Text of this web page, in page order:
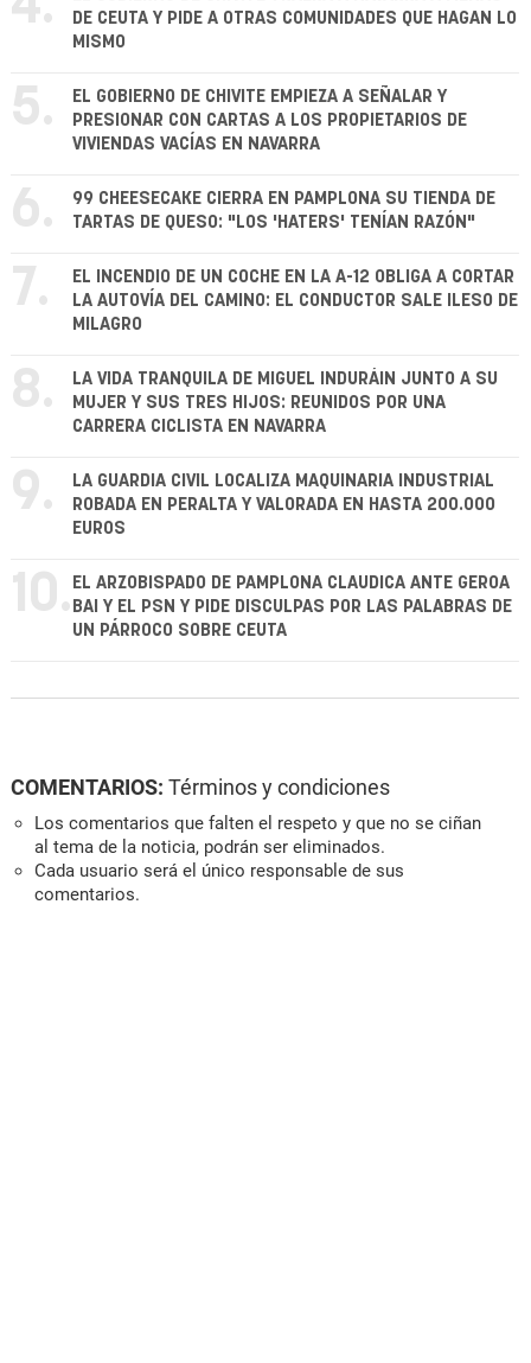
DE CEUTA Y PIDE A OTRAS COMUNIDADES QUE HAGAN LO
MISMO
5.
EL GOBIERNO DE CHIVITE EMPIEZA A SEÑALAR Y
PRESIONAR CON CARTAS A LOS PROPIETARIOS DE
VIVIENDAS VACÍAS EN NAVARRA
6.
99 CHEESECAKE CIERRA EN PAMPLONA SU TIENDA DE
TARTAS DE QUESO: "LOS 'HATERS' TENÍAN RAZÓN"
7.
EL INCENDIO DE UN COCHE EN LA A-12 OBLIGA A CORTAR
LA AUTOVÍA DEL CAMINO: EL CONDUCTOR SALE ILESO DE
MILAGRO
8.
LA VIDA TRANQUILA DE MIGUEL INDURÁIN JUNTO A SU
MUJER Y SUS TRES HIJOS: REUNIDOS POR UNA
CARRERA CICLISTA EN NAVARRA
9.
LA GUARDIA CIVIL LOCALIZA MAQUINARIA INDUSTRIAL
ROBADA EN PERALTA Y VALORADA EN HASTA 200.000
EUROS
10. EL ARZOBISPADO DE PAMPLONA CLAUDICA ANTE GEROA
BAI Y EL PSN Y PIDE DISCULPAS POR LAS PALABRAS DE
UN PÁRROCO SOBRE CEUTA
COMENTARIOS: Términos y condiciones
Los comentarios que falten el respeto y que no se ciñan
al tema de la noticia, podrán ser eliminados.
Cada usuario será el único responsable de sus
comentarios.